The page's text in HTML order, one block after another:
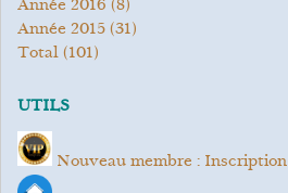
année 2016 (8)
année 2015(31)
total(101)
UTILS
Nouveau membre : Inscription